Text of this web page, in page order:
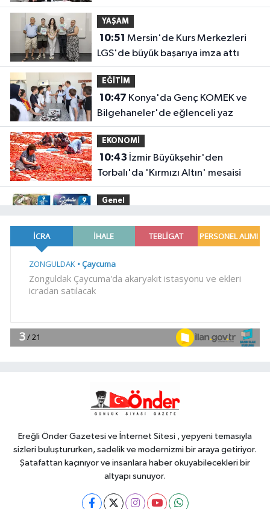
düzenlemeler kalıcı sonuç üretecek
YAŞAM
10:51
LGS'de büyük başarıya imza attı
EĞİTİM
10:47
Bilgehaneler'de eğlenceli yaz
EKONOMİ
10:43
Torbalı'da 'Kırmızı Altın' mesaisi
Genel
TAMGAZ...
10:38Bakan Gürlek Mumcu
10:30
kazandırılıyor
Ereğli Önder Gazetesi ve İnternet Sitesi , yepyeni temasıyla
sizleri buluştururken, sadelik ve modernizmi bir araya getiriyor.
Şatafattan kaçınıyor ve insanlara haber okuyabilecekleri bir
altyapı sunuyor.